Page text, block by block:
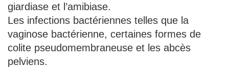
giardiase et l’amibiase.
Les infections bactériennes telles que la
vaginose bactérienne, certaines formes de
colite pseudomembraneuse et les abcès
pelviens.